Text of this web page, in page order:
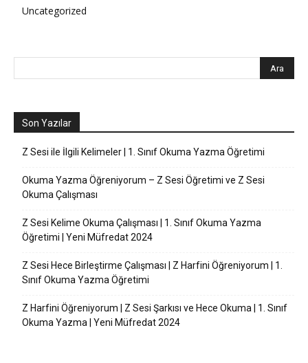
Uncategorized
Son Yazılar
Z Sesi ile İlgili Kelimeler | 1. Sınıf Okuma Yazma Öğretimi
Okuma Yazma Öğreniyorum – Z Sesi Öğretimi ve Z Sesi
Okuma Çalışması
Z Sesi Kelime Okuma Çalışması | 1. Sınıf Okuma Yazma
Öğretimi | Yeni Müfredat 2024
Z Sesi Hece Birleştirme Çalışması | Z Harfini Öğreniyorum | 1.
Sınıf Okuma Yazma Öğretimi
Z Harfini Öğreniyorum | Z Sesi Şarkısı ve Hece Okuma | 1. Sınıf
Okuma Yazma | Yeni Müfredat 2024